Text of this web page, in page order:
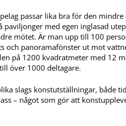
passar lika bra för den
paviljonger med egen inglasad
mötet. Är man upp till 100
och panoramafönster ut mot
på 1200 kvadratmeter med 12
över 1000 deltagare.
slags konstutställningar, både
– något som gör att